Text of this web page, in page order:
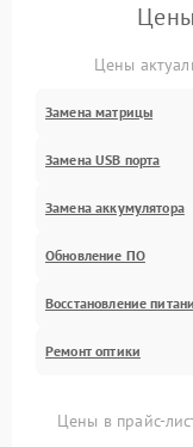
Цены
Замена матрицы
Замена USB порта
Замена аккумулятора
Обновление ПО
Восстановление
Ремонт оптики
Цены в прайс-